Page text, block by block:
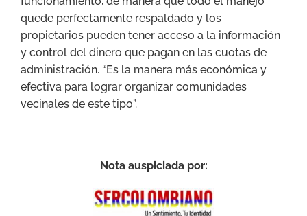
quede perfectamente respaldado y los
propietarios pueden tener acceso a la información
y control del dinero que pagan en las cuotas de
administración. “Es la manera más económica y
efectiva para lograr organizar comunidades
vecinales de este tipo”.
Nota auspiciada por: